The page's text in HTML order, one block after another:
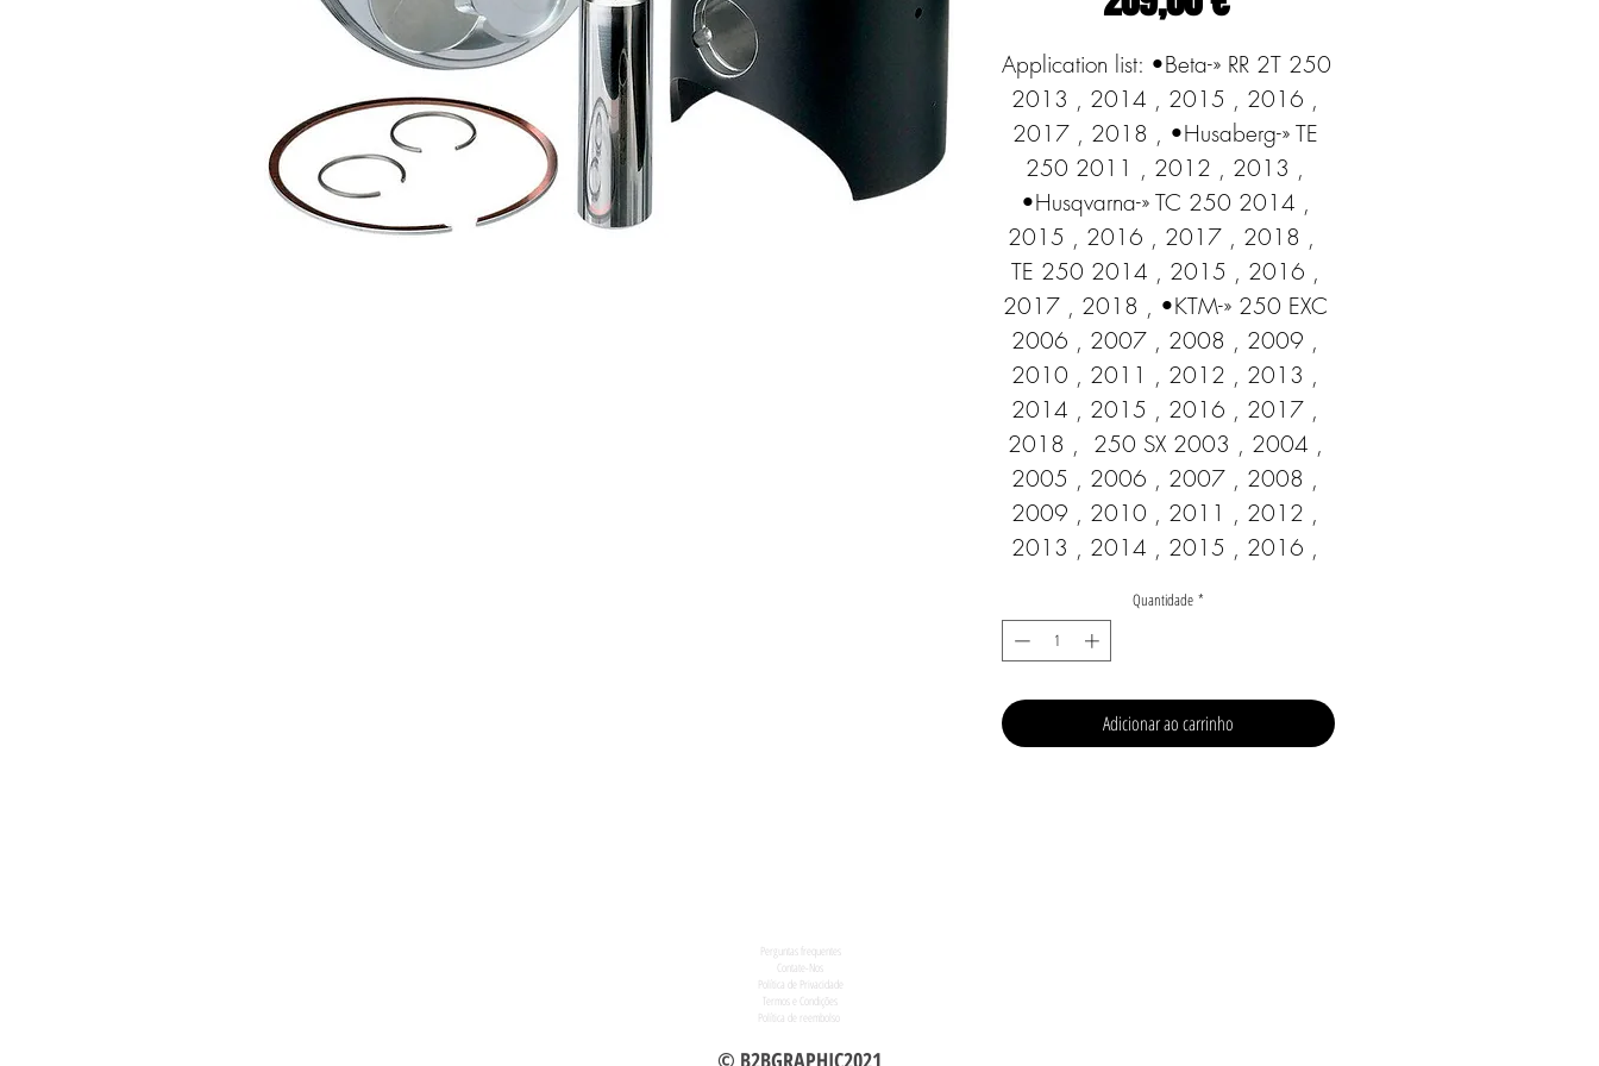
Application list: •Beta-» RR 2T 250
2013 , 2014 , 2015 , 2016 ,
2017 , 2018 , •Husaberg-» TE
250 2011 , 2012 , 2013 ,
•Husqvarna-» TC 250 2014 ,
2015 , 2016 , 2017 , 2018 ,
TE 250 2014 , 2015 , 2016 ,
2017 , 2018 , •KTM-» 250 EXC
2006 , 2007 , 2008 , 2009 ,
2010 , 2011 , 2012 , 2013 ,
2014 , 2015 , 2016 , 2017 ,
2018 ,  250 SX 2003 , 2004 ,
2005 , 2006 , 2007 , 2008 ,
2009 , 2010 , 2011 , 2012 ,
2013 , 2014 , 2015 , 2016 ,
2014 , 2015 , 2016 , 2017
Marca: WÖSSNER
Quantidade *
Adicionar ao carrinho
Perguntas frequentes
Contate-Nos
Política de Privacidade
Termos e Condições
Política de reembolso
© B2BGRAPHIC2021